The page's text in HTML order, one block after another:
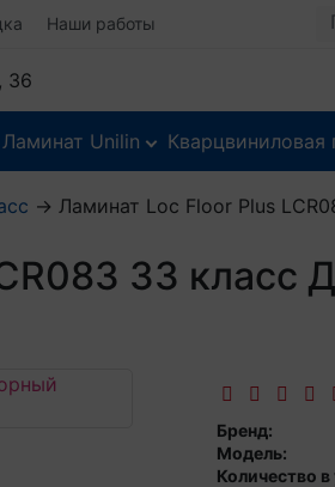
Наши работы
36
Ламинат Unilin Кварцвиниловая
→ Ламинат Loc Floor Plus
33 класс
Бренд:
Модель:
Количество